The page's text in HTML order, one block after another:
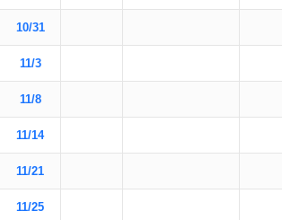
10/31
11/3
11/8
11/14
11/21
11/25